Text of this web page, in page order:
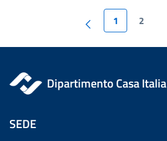
1 2
Dipartimento Casa Italia
SEDE